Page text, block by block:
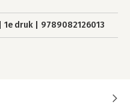
1e druk 9789082126013